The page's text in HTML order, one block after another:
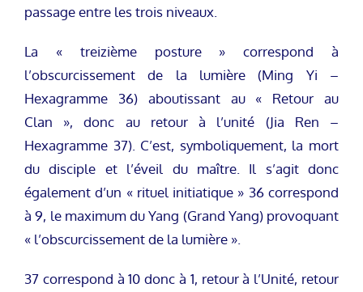
passage entre les trois niveaux.
La « treizième posture » correspond à
l’obscurcissement de la lumière (Ming Yi –
Hexagramme 36) aboutissant au « Retour au
Clan », donc au retour à l’unité (Jia Ren –
Hexagramme 37). C’est, symboliquement, la mort
du disciple et l’éveil du maître. Il s’agit donc
également d’un « rituel initiatique » 36 correspond
à 9, le maximum du Yang (Grand Yang) provoquant
« l’obscurcissement de la lumière ».
37 correspond à 10 donc à 1, retour à l’Unité, retour